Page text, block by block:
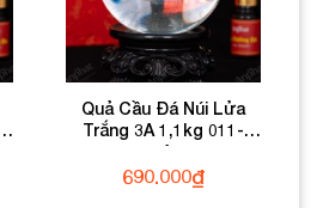
Quả Cầu Đá Núi Lửa
Trắng 3A 1,1kg 011-
0603A-1,1
690.000₫